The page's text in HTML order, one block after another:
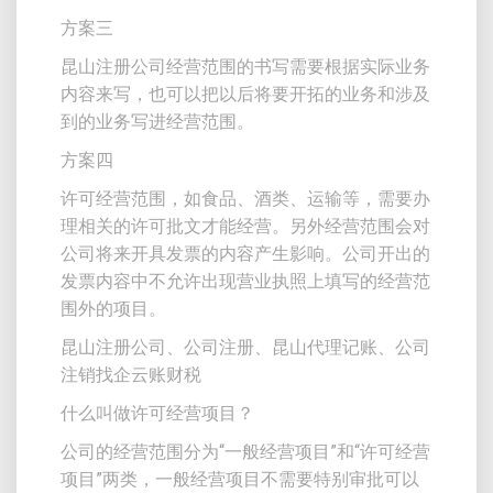
方案三
昆山注册公司经营范围的书写需要根据实际业务
内容来写，也可以把以后将要开拓的业务和涉及
到的业务写进经营范围。
方案四
许可经营范围，如食品、酒类、运输等，需要办
理相关的许可批文才能经营。另外经营范围会对
公司将来开具发票的内容产生影响。公司开出的
发票内容中不允许出现营业执照上填写的经营范
围外的项目。
昆山注册公司、公司注册、昆山代理记账、公司
注销找企云账财税
什么叫做许可经营项目？
公司的经营范围分为“一般经营项目”和“许可经营
项目”两类，一般经营项目不需要特别审批可以